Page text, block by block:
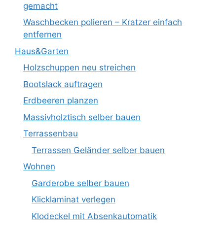
gemacht
Waschbecken polieren – Kratzer einfach
entfernen
Haus&Garten
Holzschuppen neu streichen
Bootslack auftragen
Erdbeeren planzen
Massivholztisch selber bauen
Terrassenbau
Terrassen Geländer selber bauen
Wohnen
Garderobe selber bauen
Klicklaminat verlegen
Klodeckel mit Absenkautomatik